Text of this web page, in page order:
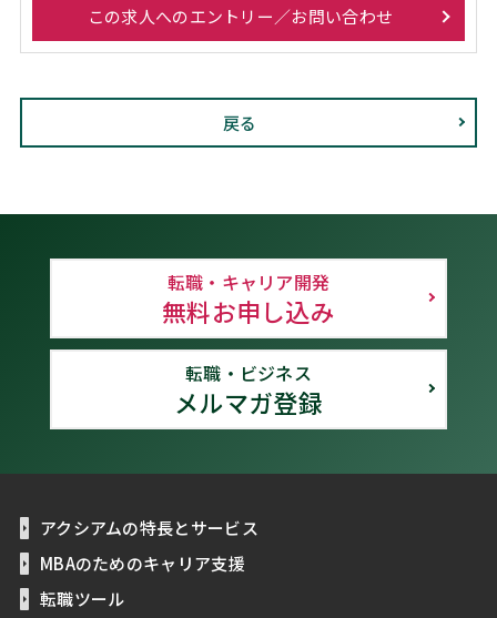
この求人へのエントリー／お問い合わせ
戻る
転職・キャリア開発
無料お申し込み
転職・ビジネス
メルマガ登録
アクシアムの特長とサービス
MBAのためのキャリア支援
転職ツール